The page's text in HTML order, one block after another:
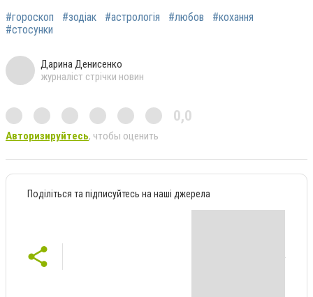
#гороскоп #зодіак #астрологія #любов
#кохання
#стосунки
Дарина Денисенко
журналіст стрічки новин
0,0
Авторизируйтесь, чтобы оценить
Поділіться та підписуйтесь на наші джерела